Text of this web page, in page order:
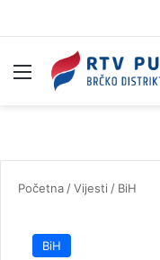
Izbornik
Početna /Vijesti / BiH
BiH